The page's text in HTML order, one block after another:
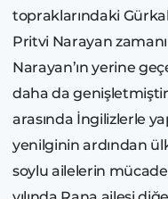
topraklarındaki
Pritvi Narayan
Narayan’ın yerine
daha da genişletmiştir.
arasında İngilizlerle
yenilginin ardından
soylu ailelerin